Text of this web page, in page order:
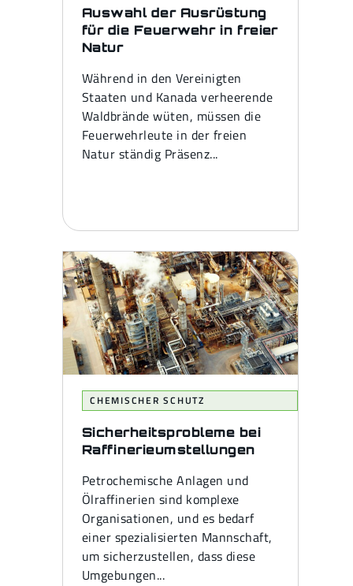
Auswahl der Ausrüstung
für die Feuerwehr in freier
Natur
Während in den Vereinigten
Staaten und Kanada verheerende
Waldbrände wüten, müssen die
Feuerwehrleute in der freien
Natur ständig Präsenz...
CHEMISCHER SCHUTZ
Sicherheitsprobleme bei
Raffinerieumstellungen
Petrochemische Anlagen und
Ölraffinerien sind komplexe
Organisationen, und es bedarf
einer spezialisierten Mannschaft,
um sicherzustellen, dass diese
Umgebungen...